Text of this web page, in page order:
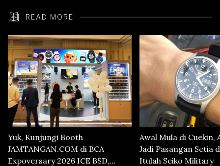
READ MORE
Yuk, Kunjungi Booth
JAMTANGAN.COM di BCA
Expoversary 2026 ICE BSD,
Awal Mula di Cuekin,
Jadi Pasangan Setia
Itulah Seiko Military